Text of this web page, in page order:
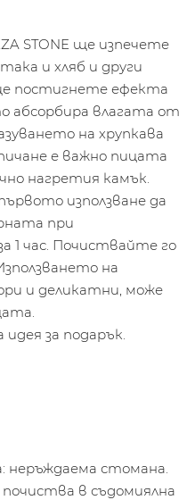
STONE ще изпечете
и хляб и други
постигнете ефекта
абсорбира влагата от
на хрупкава
е важно пицата
нагретия камък.
използване да
при
1 час. Почиствайте го
на
и деликатни, може
за подарък.
неръждаема стомана.
в съдомиялна